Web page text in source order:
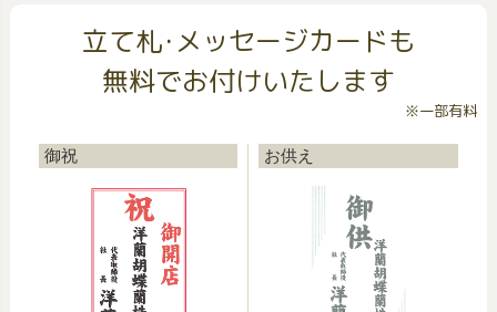
立て札･メッセージカードも
無料でお付けいたします
※一部有料
御祝 お供え